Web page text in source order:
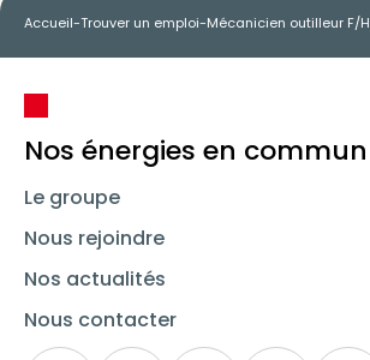
Accueil-Trouver un emploi-Mécanicien outilleur F/H
Nos énergies en commun
Le groupe
Nous rejoindre
Nos actualités
Nous contacter